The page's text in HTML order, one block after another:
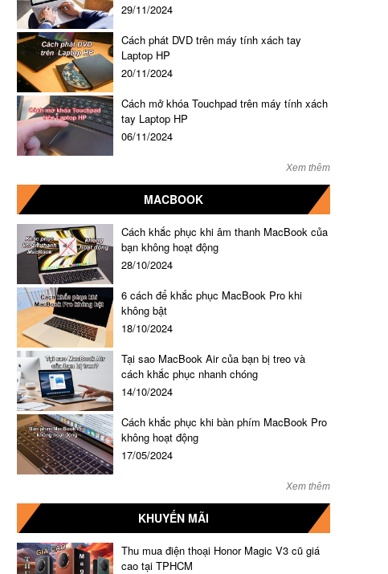
29/11/2024
Cách phát DVD trên máy tính xách tay
Laptop HP
20/11/2024
Cách mở khóa Touchpad trên máy tính xách
tay Laptop HP
06/11/2024
Xem thêm
MACBOOK
Cách khắc phục khi âm thanh MacBook của
bạn không hoạt động
28/10/2024
6 cách để khắc phục MacBook Pro khi
không bật
18/10/2024
Tại sao MacBook Air của bạn bị treo và
cách khắc phục nhanh chóng
14/10/2024
Cách khắc phục khi bàn phím MacBook Pro
không hoạt động
17/05/2024
Xem thêm
KHUYẾN MÃI
Thu mua điện thoại Honor Magic V3 cũ giá
cao tại TPHCM